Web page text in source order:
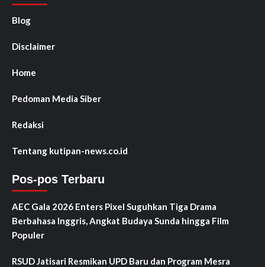
Blog
Disclaimer
Home
Pedoman Media Siber
Redaksi
Tentang kutipan-news.co.id
Pos-pos Terbaru
AEC Gala 2026 Enters Pixel Suguhkan Tiga Drama
Berbahasa Inggris, Angkat Budaya Sunda hingga Film
Populer
RSUD Jatisari Resmikan UPD Baru dan Program Mesra